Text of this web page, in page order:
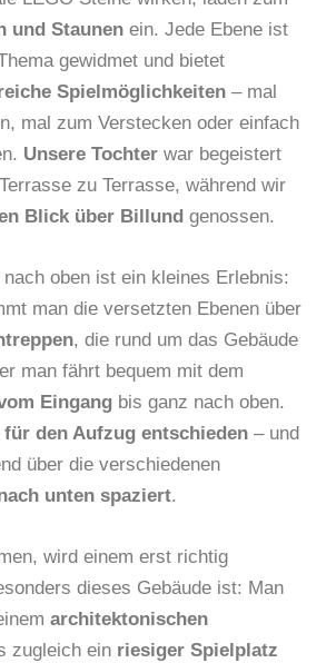
und Staunen ein. Jede Ebene ist
gewidmet und bietet
Spielmöglichkeiten – mal
mal zum Verstecken oder einfach
Unsere Tochter war begeistert
zu Terrasse, während wir
Blick über Billund genossen.
oben ist ein kleines Erlebnis:
man die versetzten Ebenen über
, die rund um das Gebäude
man fährt bequem mit dem
Eingang bis ganz nach oben.
den Aufzug entschieden – und
über die verschiedenen
unten spaziert.
wird einem erst richtig
dieses Gebäude ist: Man
architektonischen
zugleich ein riesiger Spielplatz